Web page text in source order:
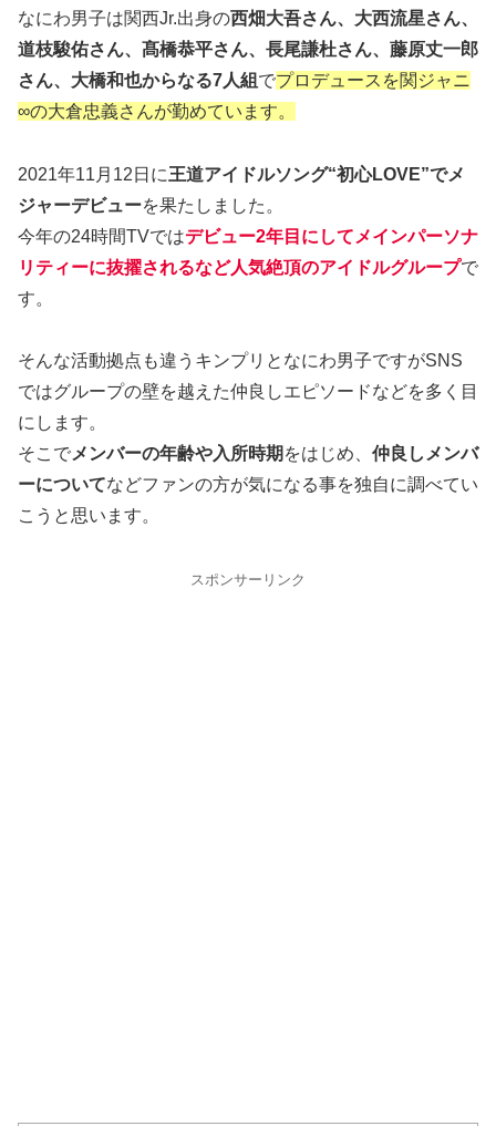
なにわ男子は関西Jr.出身の西畑大吾さん、大西流星さん、
道枝駿佑さん、髙橋恭平さん、長尾謙杜さん、藤原丈一郎
さん、大橋和也からなる7人組 でプロデュースを関ジャニ
∞の大倉忠義さんが勤めています。
2021年11月12日に王道アイドルソング“初心LOVE”でメ
ジャーデビューを果たしました。
今年の24時間TVではデビュー2年目にしてメインパーソナ
リティーに抜擢されるなど人気絶頂のアイドルグループで
す。
そんな活動拠点も違うキンプリとなにわ男子ですがSNS
ではグループの壁を越えた仲良しエピソードなどを多く目
にします。
そこでメンバーの年齢や入所時期 をはじめ、 仲良しメンバ
ーについてなどファンの方が気になる事を独自に調べてい
こうと思います。
スポンサーリンク